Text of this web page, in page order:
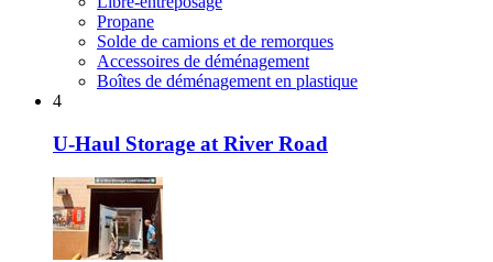
Propane
Solde de camions et de remorques
Accessoires de déménagement
Boîtes de déménagement en plastique
4
U-Haul Storage at River Road